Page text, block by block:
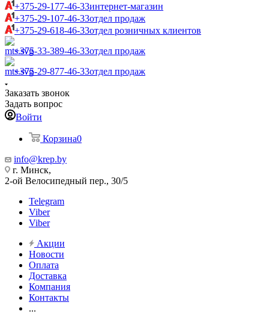
+375-29-177-46-33интернет-магазин
+375-29-107-46-33отдел продаж
+375-29-618-46-33отдел розничных клиентов
+375-33-389-46-33отдел продаж
+375-29-877-46-33отдел продаж
Заказать звонок
Задать вопрос
Войти
Корзина0
info@krep.by
г. Минск,
2-ой Велосипедный пер., 30/5
Telegram
Viber
Viber
Акции
Новости
Оплата
Доставка
Компания
Контакты
...